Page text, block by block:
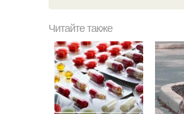
Читайте также